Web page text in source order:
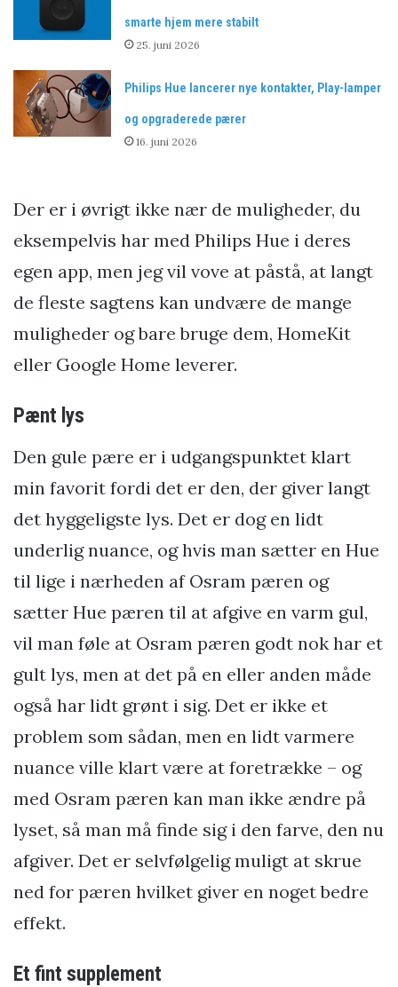
smarte hjem mere stabilt
25. juni 2026
Philips Hue lancerer nye kontakter, Play-lamper
og opgraderede pærer
16. juni 2026
Der er i øvrigt ikke nær de muligheder, du
eksempelvis har med Philips Hue i deres
egen app, men jeg vil vove at påstå, at langt
de fleste sagtens kan undvære de mange
muligheder og bare bruge dem, HomeKit
eller Google Home leverer.
Pænt lys
Den gule pære er i udgangspunktet klart
min favorit fordi det er den, der giver langt
det hyggeligste lys. Det er dog en lidt
underlig nuance, og hvis man sætter en Hue
til lige i nærheden af Osram pæren og
sætter Hue pæren til at afgive en varm gul,
vil man føle at Osram pæren godt nok har et
gult lys, men at det på en eller anden måde
også har lidt grønt i sig. Det er ikke et
problem som sådan, men en lidt varmere
nuance ville klart være at foretrække – og
med Osram pæren kan man ikke ændre på
lyset, så man må finde sig i den farve, den nu
afgiver. Det er selvfølgelig muligt at skrue
ned for pæren hvilket giver en noget bedre
effekt.
Et fint supplement